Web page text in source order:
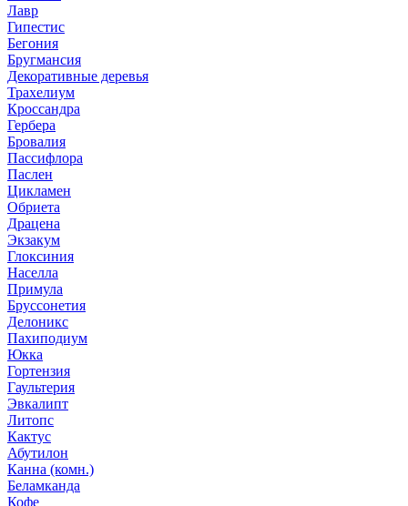
Лавр
Гипестис
Бегония
Бругмансия
Декоративные деревья
Трахелиум
Кроссандра
Гербера
Бровалия
Пассифлора
Паслен
Цикламен
Обриета
Драцена
Экзакум
Глоксиния
Населла
Примула
Бруссонетия
Делоникс
Пахиподиум
Юкка
Гортензия
Гаультерия
Эвкалипт
Литопс
Кактус
Абутилон
Канна (комн.)
Беламканда
Кофе